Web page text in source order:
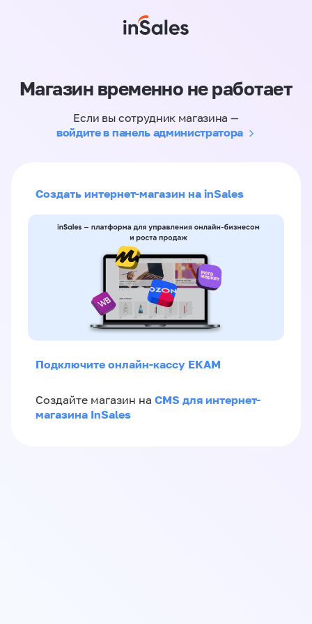
Магазин временно не работает
Если вы сотрудник магазина —
войдите в панель администратора
Создать интернет-магазин на inSales
Подключите онлайн-кассу ЕКАМ
Создайте магазин на CMS для интернет-
магазина InSales